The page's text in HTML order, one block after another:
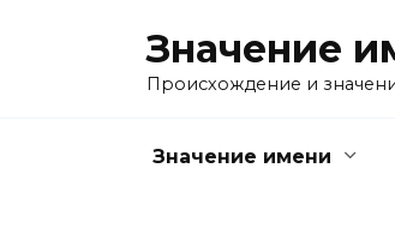
Значение
Происхождение и
Значение имени